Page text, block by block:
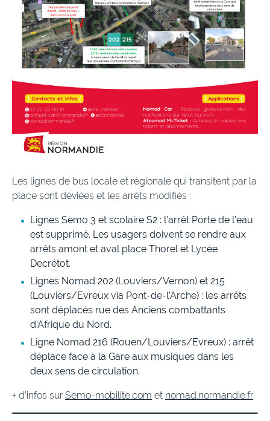
Les lignes de bus locale et régionale qui transitent par la
place sont déviées et les arrêts modifiés :
Lignes Semo 3 et scolaire S2 : l’arrêt Porte de l’eau
est supprimé. Les usagers doivent se rendre aux
arrêts amont et aval place Thorel et Lycée
Decrétot.
Lignes Nomad 202 (Louviers/Vernon) et 215
(Louviers/Evreux via Pont-de-l’Arche) : les arrêts
sont déplacés rue des Anciens combattants
d’Afrique du Nord.
Ligne Nomad 216 (Rouen/Louviers/Evreux) : arrêt
déplace face à la Gare aux musiques dans les
deux sens de circulation.
+ d’infos surSemo-mobilite.com et nomad.normandie.fr